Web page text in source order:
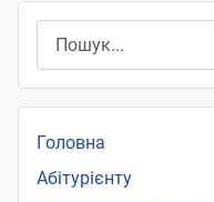
Головна
Абітурієнту